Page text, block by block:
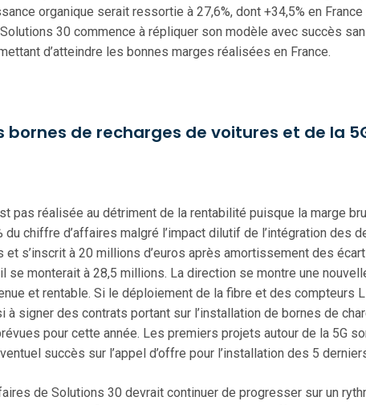
organique serait ressortie à 27,6%, dont +34,5% en
30 commence à répliquer son modèle avec succès
d’atteindre les bonnes marges réalisées en France.
bornes de recharges de voitures et de la
pas réalisée au détriment de la rentabilité puisque la marge
du chiffre d’affaires malgré l’impact dilutif de l’intégration des
et s’inscrit à 20 millions d’euros après amortissement des
se monterait à 28,5 millions. La direction se montre une
et rentable. Si le déploiement de la fibre et des compteurs
à signer des contrats portant sur l’installation de bornes de
pour cette année. Les premiers projets autour de la 5G
succès sur l’appel d’offre pour l’installation des 5
de Solutions 30 devrait continuer de progresser sur un